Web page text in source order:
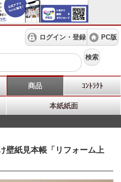
ログイン・登録 PC版
検索
商品 ｺﾝﾄﾗｸﾄ
本紙紙面
紙見本帳「リフォーム上